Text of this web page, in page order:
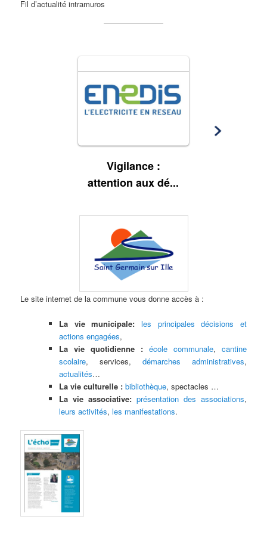
Fil d’actualité intramuros
Vigilance :
attention aux dé...
Le site internet de la commune vous donne accès à :
La vie municipale: les principales décisions et
actions engagées,
La vie quotidienne : école communale, cantine
scolaire, services, démarches administratives,
actualités…
La vie culturelle : bibliothèque, spectacles …
La vie associative: présentation des associations,
leurs activités,les manifestations.